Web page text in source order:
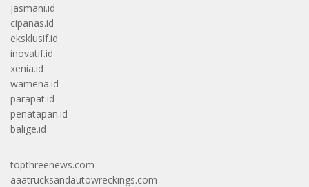
jasmani.id
cipanas.id
eksklusif.id
inovatif.id
xenia.id
wamena.id
parapat.id
penatapan.id
balige.id
topthreenews.com
aaatrucksandautowreckings.com